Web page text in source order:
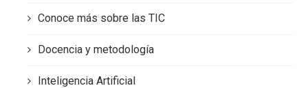
Conoce más sobre las TIC
Docencia y metodología
Inteligencia Artificial